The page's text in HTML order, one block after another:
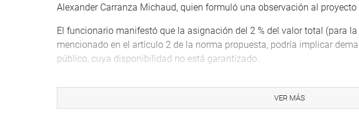
Alexander Carranza Michaud, quien formuló una observación al proyecto
El funcionario manifestó que la asignación del 2 % del valor total (para
mencionado en el artículo 2 de la norma propuesta, podría implicar
público, cuya disponibilidad no está garantizado.
presupuesto de los siguientes años y por ello, indicó, es importante y
beneficio para definir si las entidades públicas están en condiciones de
VER MÁS